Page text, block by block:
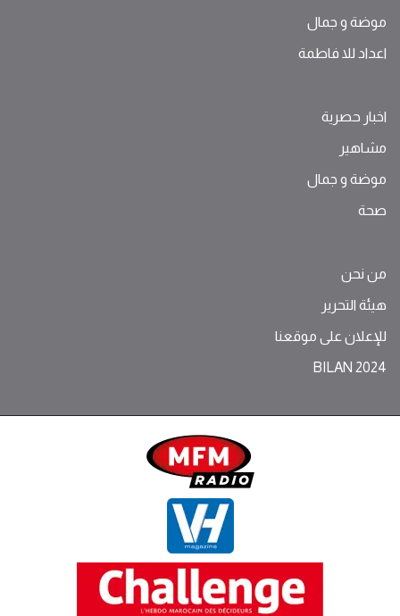
موضة ‫و‬ ‫‬‫جمال‬
اعداد للا فاطمة
اخبار حصرية
مشاهير
موضة ‫و‬ ‫‬‫جمال‬
صحة
من نحن
هيئة التحرير
للإعلان على موقعنا
BILAN 2024